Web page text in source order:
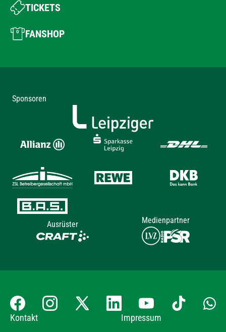
TICKETS
FANSHOP
Sponsoren
Ausrüster Medienpartner
Kontakt Impressum